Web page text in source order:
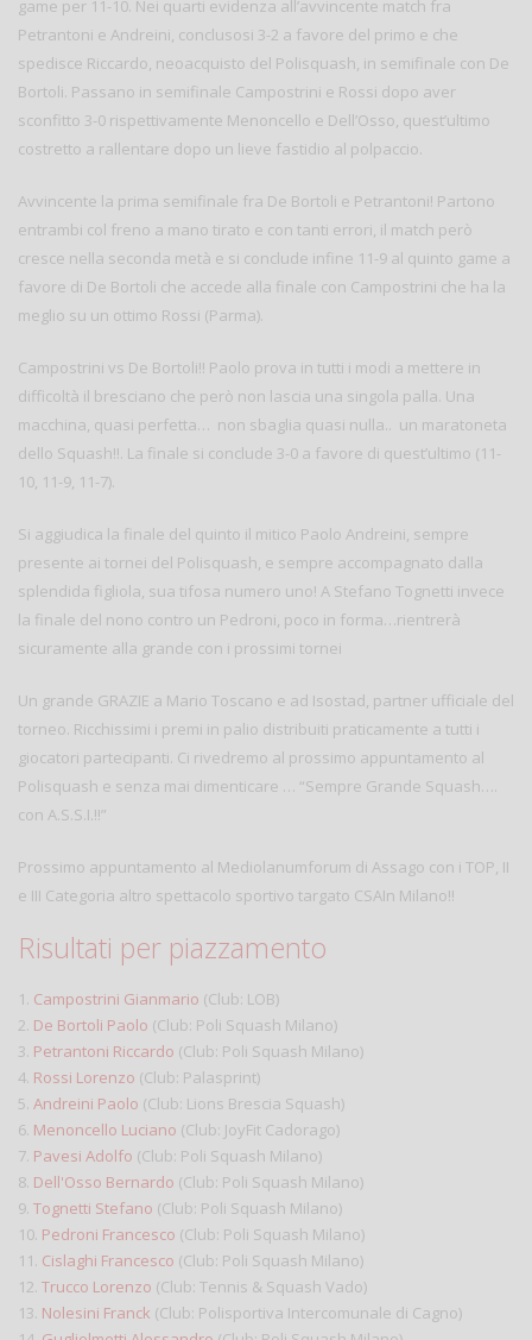
game per 11-10. Nei quarti evidenza all’avvincente match fra
Petrantoni e Andreini, conclusosi 3-2 a favore del primo e che
spedisce Riccardo, neoacquisto del Polisquash, in semifinale con De
Bortoli. Passano in semifinale Campostrini e Rossi dopo aver
sconfitto 3-0 rispettivamente Menoncello e Dell’Osso, quest’ultimo
costretto a rallentare dopo un lieve fastidio al polpaccio.
Avvincente la prima semifinale fra De Bortoli e Petrantoni! Partono
entrambi col freno a mano tirato e con tanti errori, il match però
cresce nella seconda metà e si conclude infine 11-9 al quinto game a
favore di De Bortoli che accede alla finale con Campostrini che ha la
meglio su un ottimo Rossi (Parma).
Campostrini vs De Bortoli!! Paolo prova in tutti i modi a mettere in
difficoltà il bresciano che però non lascia una singola palla. Una
macchina, quasi perfetta… non sbaglia quasi nulla.. un maratoneta
dello Squash!!. La finale si conclude 3-0 a favore di quest’ultimo (11-
10, 11-9, 11-7).
Si aggiudica la finale del quinto il mitico Paolo Andreini, sempre
presente ai tornei del Polisquash, e sempre accompagnato dalla
splendida figliola, sua tifosa numero uno! A Stefano Tognetti invece
la finale del nono contro un Pedroni, poco in forma…rientrerà
sicuramente alla grande con i prossimi tornei
Un grande GRAZIE a Mario Toscano e ad Isostad, partner ufficiale del
torneo. Ricchissimi i premi in palio distribuiti praticamente a tutti i
giocatori partecipanti. Ci rivedremo al prossimo appuntamento al
Polisquash e senza mai dimenticare … “Sempre Grande Squash….
con A.S.S.I.!!”
Prossimo appuntamento al Mediolanumforum di Assago con i TOP, II
e III Categoria altro spettacolo sportivo targato CSAIn Milano!!
Risultati per piazzamento
1. Campostrini Gianmario (Club: LOB)
2. De Bortoli Paolo (Club: Poli Squash Milano)
3. Petrantoni Riccardo (Club: Poli Squash Milano)
4. Rossi Lorenzo (Club: Palasprint)
5. Andreini Paolo (Club: Lions Brescia Squash)
6. Menoncello Luciano (Club: JoyFit Cadorago)
7. Pavesi Adolfo (Club: Poli Squash Milano)
8. Dell'Osso Bernardo (Club: Poli Squash Milano)
9. Tognetti Stefano (Club: Poli Squash Milano)
10. Pedroni Francesco (Club: Poli Squash Milano)
11. Cislaghi Francesco (Club: Poli Squash Milano)
12. Trucco Lorenzo (Club: Tennis & Squash Vado)
13. Nolesini Franck (Club: Polisportiva Intercomunale di Cagno)